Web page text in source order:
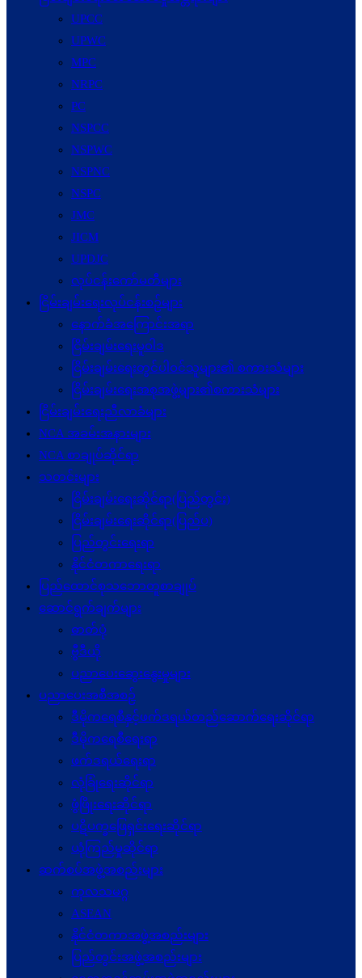
UPCC
UPWC
MPC
NRPC
PC
NSPCC
NSPWC
NSPNC
NSPC
JMC
JICM
UPDJC
လုပ်ငန်းကော်မတီများ
ငြိမ်းချမ်းရေးလုပ်ငန်းစဉ်များ
နောက်ခံအကြောင်းအရာ
ငြိမ်းချမ်းရေးမူဝါဒ
ငြိမ်းချမ်းရေးတွင်ပါဝင်သူများ၏ စကားသံများ
ငြိမ်းချမ်းရေးအစုအဖွဲ့များ၏စကားသံများ
ငြိမ်းချမ်းရေးညီလာခံများ
NCA အခမ်းအနားများ
NCA စာချုပ်ဆိုင်ရာ
သတင်းများ
ငြိမ်းချမ်းရေးဆိုင်ရာ(ပြည်တွင်း)
ငြိမ်းချမ်းရေးဆိုင်ရာ(ပြည်ပ)
ပြည်တွင်းရေးရာ
နိုင်ငံတကာရေးရာ
ပြည်ထောင်စုသဘောတူစာချုပ်
ဆောင်ရွက်ချက်များ
ဓာတ်ပုံ
ဗွီဒီယို
ပညာပေးဆွေးနွေးမှုများ
ပညာပေးအစီအစဉ်
ဒီမိုကရေစီနှင့်ဖက်ဒရယ်တည်ဆောက်ရေးဆိုင်ရာ
ဒီမိုကရေစီရေးရာ
ဖက်ဒရယ်ရေးရာ
လုံခြုံရေးဆိုင်ရာ
ဖွံဖြိုးရေးဆိုင်ရာ
ပဋိပက္ခ‌ဖြေရှင်းရေးဆိုင်ရာ
ယုံကြည်မှုဆိုင်ရာ
ဆက်စပ်အဖွဲ့အစည်းများ
ကုလသမဂ္ဂ
ASEAN
နိုင်ငံတကာအဖွဲ့အစည်းများ
ပြည်တွင်းအဖွဲ့အစည်းများ